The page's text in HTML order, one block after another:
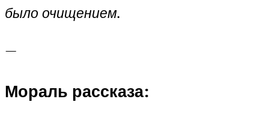
было очищением.
—
Мораль рассказа: